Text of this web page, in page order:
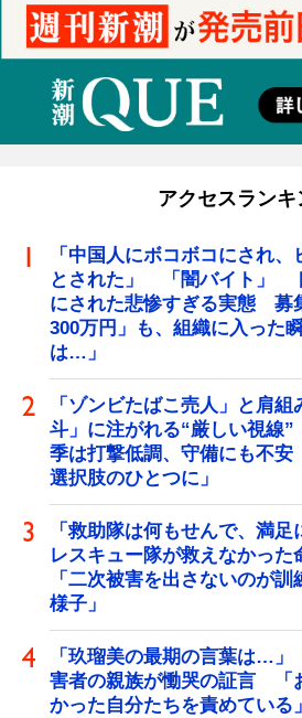
アクセスランキ
「中国人にボコボコにされ
とされた」 「闇バイト」
にされた悲惨すぎる実態 募
300万円」も、組織に入った
は…」
「ゾンビたばこ売人」と肩
斗」に注がれる“厳しい視線
季は打撃低調、守備にも不
選択肢のひとつに」
「救助隊は何もせんで、満足
レスキュー隊が救えなかっ
「二次被害を出さないのが
様子」
「玖瑠美の最期の言葉は…
害者の親族が慟哭の証言 「
かった自分たちを責めてい